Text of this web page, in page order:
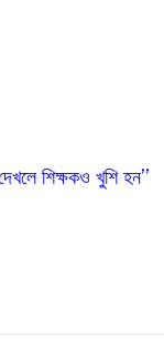
শিক্ষকও খুশি হন’’